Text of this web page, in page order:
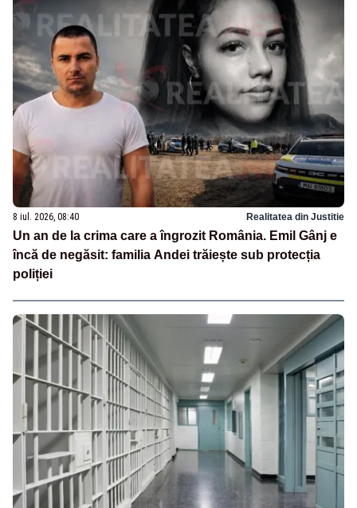
8 iul. 2026, 08:40 Realitatea din Justitie
Un an de la crima care a îngrozit România. Emil Gânj e
încă de negăsit: familia Andei trăiește sub protecția
poliției